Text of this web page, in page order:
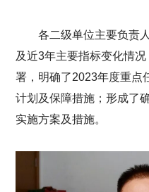
各二级单位主要负责
及近3年主要指标变化情
署，明确了2023年度重点
计划及保障措施；形成了
实施方案及措施。